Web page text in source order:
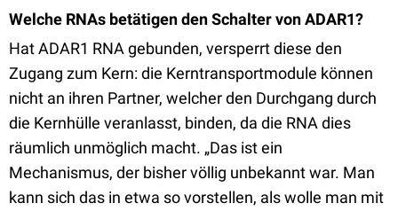
Welche RNAs betätigen den Schalter von ADAR1?
Hat ADAR1 RNA gebunden, versperrt diese den
Zugang zum Kern: die Kerntransportmodule können
nicht an ihren Partner, welcher den Durchgang durch
die Kernhülle veranlasst, binden, da die RNA dies
räumlich unmöglich macht. „Das ist ein
Mechanismus, der bisher völlig unbekannt war. Man
kann sich das in etwa so vorstellen, als wolle man mit